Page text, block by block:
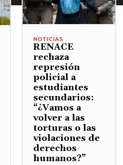
NOTICIAS
RENACE
rechaza
represión
policial a
estudiantes
secundarios:
“¿Vamos a
volver a las
torturas o las
violaciones de
derechos
humanos?”